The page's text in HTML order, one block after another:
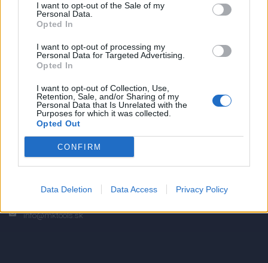
I want to opt-out of the Sale of my
Personal Data.
Opted In
I want to opt-out of processing my
Personal Data for Targeted Advertising.
Opted In
I want to opt-out of Collection, Use,
Retention, Sale, and/or Sharing of my
Personal Data that Is Unrelated with the
Purposes for which it was collected.
Opted Out
CONFIRM
Data Deletion Data Access Privacy Policy
Strojnícka 5, Prešov
Strojnícka 5, Prešov
info@mktools.sk